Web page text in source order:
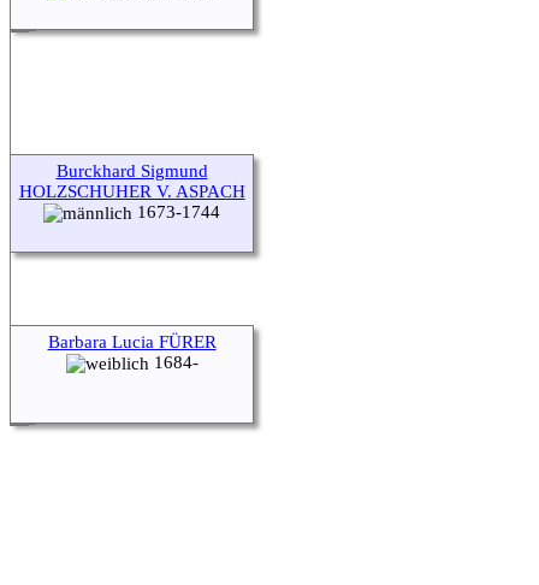
Burckhard Sigmund
HOLZSCHUHER V. ASPACH
1673-1744
Barbara Lucia FÜRER
1684-